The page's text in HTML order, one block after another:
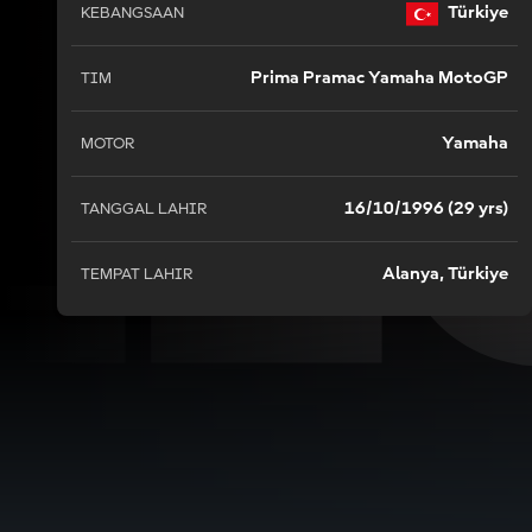
KEBANGSAAN Türkiye
TIM Prima Pramac Yamaha MotoGP
MOTOR Yamaha
TANGGAL LAHIR 16/10/1996 (29 yrs)
TEMPAT LAHIR Alanya, Türkiye